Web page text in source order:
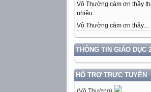
Vô Thường cám ơn thầy
nhiều. ...
Vô Thường cám ơn thầy....
THÔNG TIN GIÁO DỤC
HỔ TRỢ TRỰC TUYẾN